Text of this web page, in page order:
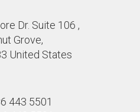
Dr. Suite 106 ,
Grove,
United States
443 5501